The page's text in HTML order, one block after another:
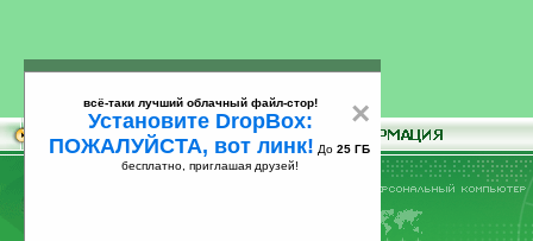
×
всё-таки лучший облачный файл-стор!
Установите DropBox:
ПОЖАЛУЙСТА, вот линк! До 25 ГБ
бесплатно, приглашая друзей!